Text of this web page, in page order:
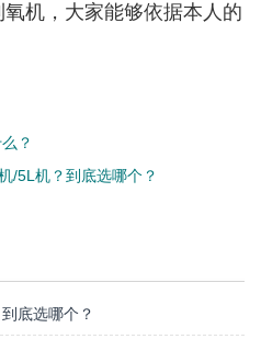
机，大家能够依据本人的
？
/5L机？到底选哪个？
底选哪个？